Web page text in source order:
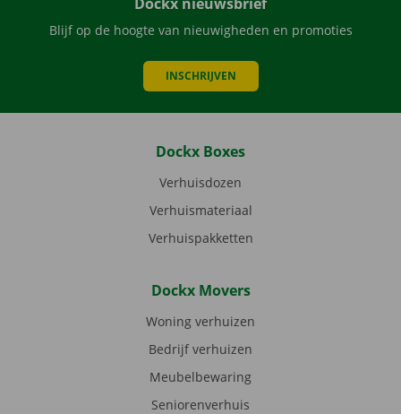
Blijf op de hoogte van nieuwigheden en promoties
INSCHRIJVEN
Dockx Boxes
Verhuisdozen
Verhuismateriaal
Verhuispakketten
Dockx Movers
Woning verhuizen
Bedrijf verhuizen
Meubelbewaring
Seniorenverhuis